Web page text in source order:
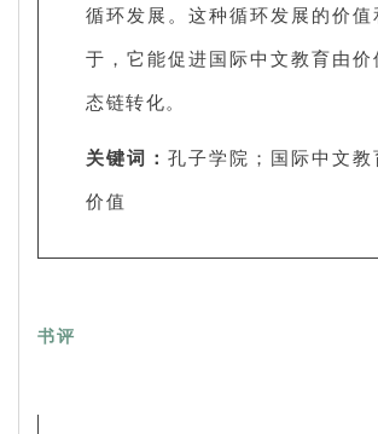
循环发展。这种循环发展的价值
于，它能促进国际中文教育由价
态链转化。
关键词：孔子学院；国际中文
价值
书评